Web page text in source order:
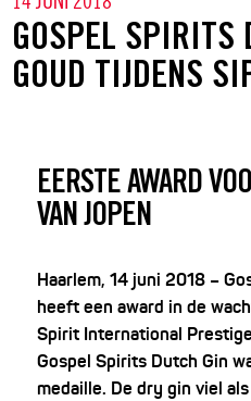
14 JUNI 2018
GOSPEL SPIRITS
GOUD TIJDENS
EERSTE AWARD
VAN JOPEN
Haarlem, 14 juni 2018 –
heeft een award in de
Spirit International
Gospel Spirits Dutch Gin
medaille. De dry gin viel